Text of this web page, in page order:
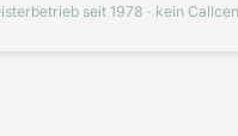
seit 1978 · kein